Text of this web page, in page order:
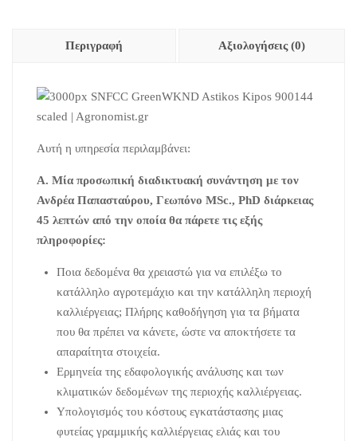
Περιγραφή Αξιολογήσεις (0)
Αυτή η υπηρεσία περιλαμβάνει:
Α. Μία προσωπική διαδικτυακή συνάντηση με τον
Ανδρέα Παπασταύρου, Γεωπόνο MSc., PhD διάρκειας
45 λεπτών από την οποία θα πάρετε τις εξής
πληροφορίες:
Ποια δεδομένα θα χρειαστώ για να επιλέξω το
κατάλληλο αγροτεμάχιο και την κατάλληλη περιοχή
καλλιέργειας; Πλήρης καθοδήγηση για τα βήματα
που θα πρέπει να κάνετε, ώστε να αποκτήσετε τα
απαραίτητα στοιχεία.
Ερμηνεία της εδαφολογικής ανάλυσης και των
κλιματικών δεδομένων της περιοχής καλλιέργειας.
Υπολογισμός του κόστους εγκατάστασης μιας
φυτείας γραμμικής καλλιέργειας ελιάς και του